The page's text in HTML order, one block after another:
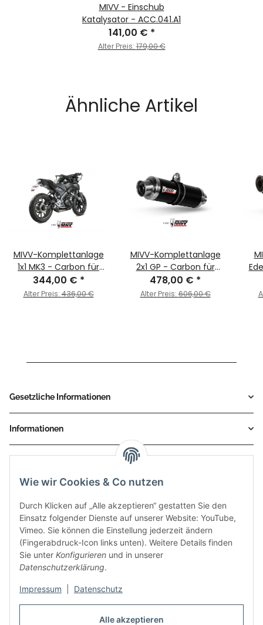
Alle akzeptieren
Wie wir Cookies & Co nutzen
Durch Klicken auf „Alle akzeptieren“ gestatten Sie den
Einsatz folgender Dienste auf unserer Website: YouTube,
Vimeo. Sie können die Einstellung jederzeit ändern
(Fingerabdruck-Icon links unten). Weitere Details finden
Sie unter Konfigurieren und in unserer
Datenschutzerklärung.
Impressum Datenschutz
MIVV - Einschub
Katalysator - ACC.041.A1
141,00 € *
Alter Preis:179,00 €
Ähnliche Artikel
MIVV-Komplettanlage
1x1 MK3 - Carbon für
YAMAHA - MT-125 BJ.
2020 > 2024 -
344,00 € *
Alter Preis:436,00 €
MIVV-Komplettanlage
2x1 GP - Carbon für
YAMAHA - MT-07 / FZ-
07 BJ. 2014 > 2024 -
478,00 € *
Alter Preis:606,00 €
Gesetzliche Informationen
Informationen
02303 – 983 77 27